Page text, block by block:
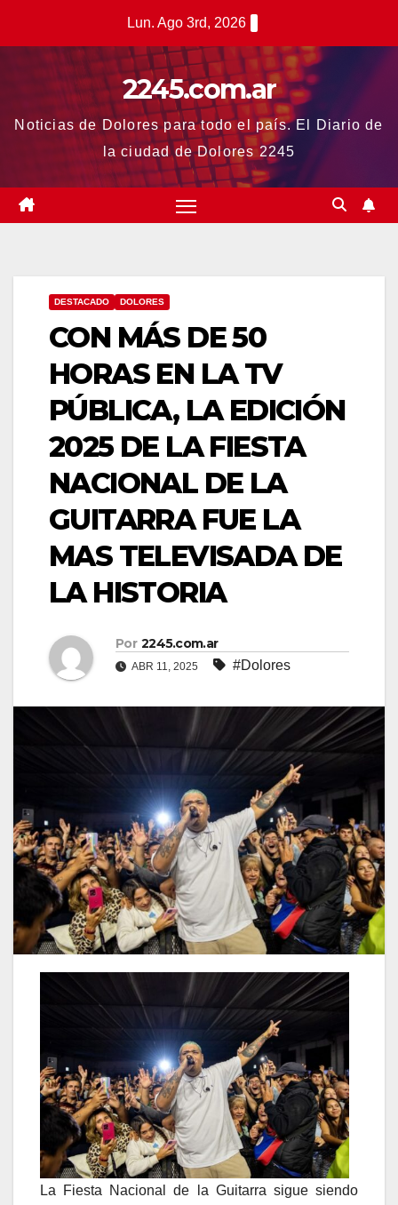
Lun. Ago 3rd, 2026
2245.com.ar
Noticias de Dolores para todo el país. El Diario de
la ciudad de Dolores 2245
DESTACADO DOLORES
CON MÁS DE 50
HORAS EN LA TV
PÚBLICA, LA EDICIÓN
2025 DE LA FIESTA
NACIONAL DE LA
GUITARRA FUE LA
MAS TELEVISADA DE
LA HISTORIA
Por 2245.com.ar
ABR 11, 2025 #Dolores
La Fiesta Nacional de la Guitarra sigue siendo